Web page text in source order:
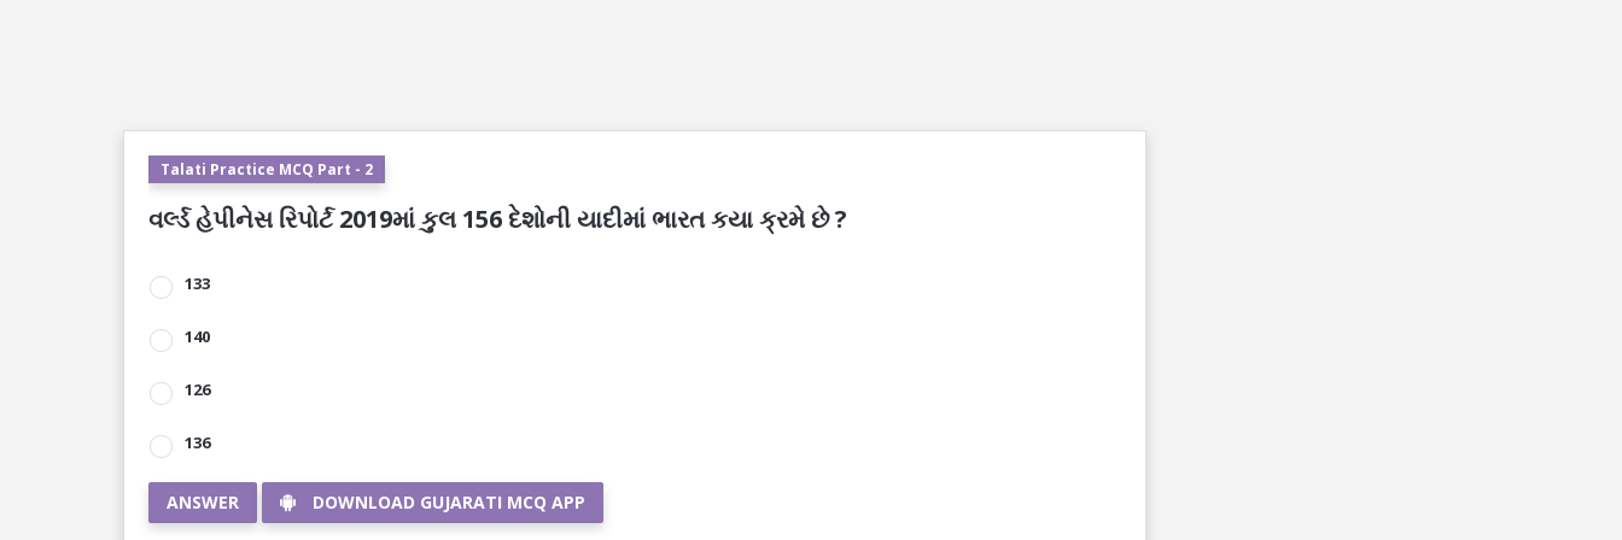
Talati Practice MCQ Part - 2
વર્લ્ડ હેપીનેસ રિપોર્ટ 2019માં કુલ 156 દેશોની યાદીમાં ભારત કયા ક્રમે છે ?
133
140
126
136
ANSWER DOWNLOAD GUJARATI MCQ APP